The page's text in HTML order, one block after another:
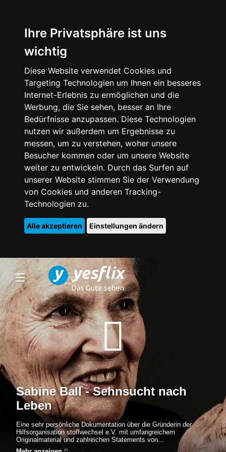
Ihre Privatsphäre ist uns
wichtig
Diese Website verwendet Cookies und
Targeting Technologien um Ihnen ein besseres
Internet-Erlebnis zu ermöglichen und die
Werbung, die Sie sehen, besser an Ihre
Bedürfnisse anzupassen. Diese Technologien
nutzen wir außerdem um Ergebnisse zu
messen, um zu verstehen, woher unsere
Besucher kommen oder um unsere Website
weiter zu entwickeln. Durch das Surfen auf
unserer Website stimmen Sie der Verwendung
von Cookies und anderen Tracking-
Technologien zu.
Alle akzeptieren Einstellungen ändern
Sabine Ball - Sehnsucht nach
Leben
Eine sehr persönliche Dokumentation über die Gründerin der
Hilfsorganisation stoffwechsel e.V. mit umfangreichem
Originalmaterial und zahlreichen Statements von...